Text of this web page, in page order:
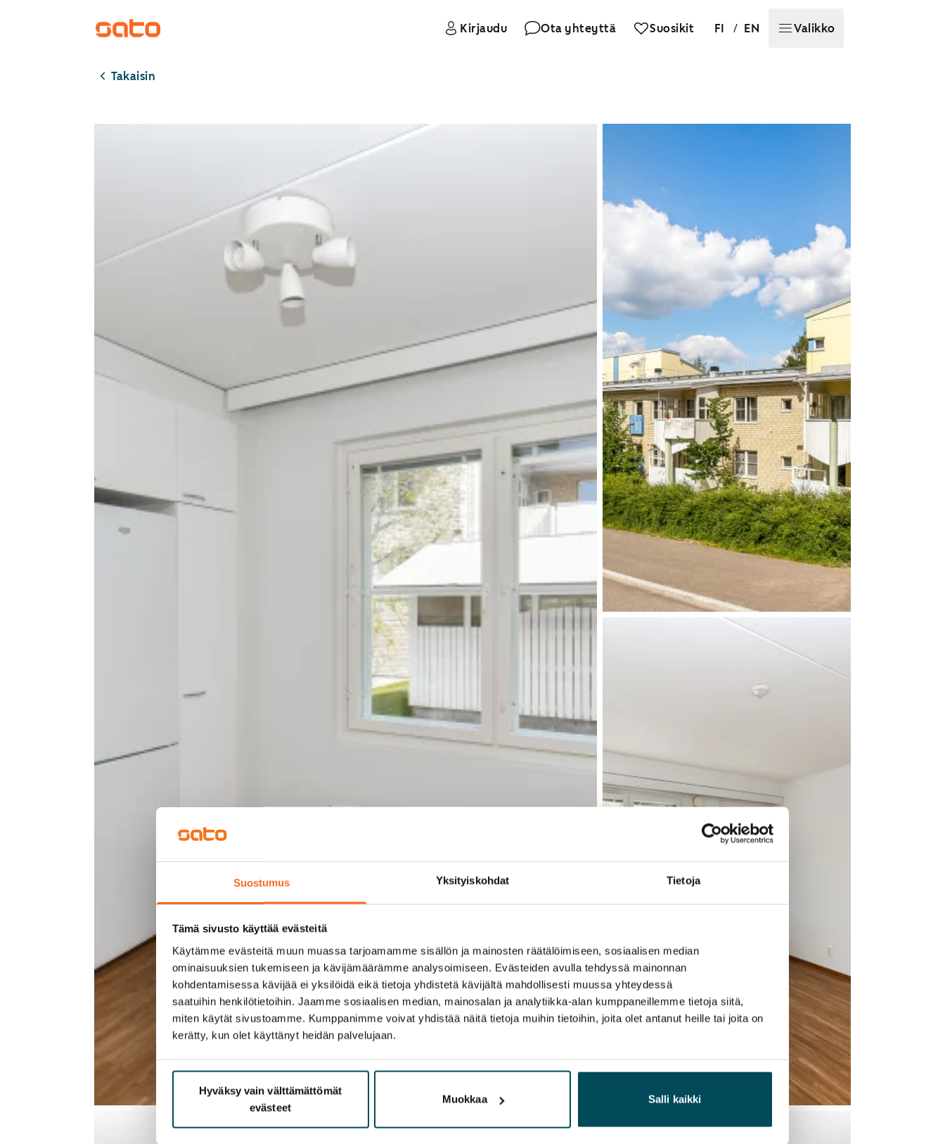
Suostumus Yksityiskohdat Tietoja
Tämä sivusto käyttää evästeitä
Käytämme evästeitä muun muassa tarjoamamme sisällön ja mainosten räätälöimiseen, sosiaalisen median
ominaisuuksien tukemiseen ja kävijämäärämme analysoimiseen. Evästeiden avulla tehdyssä mainonnan
kohdentamisessa kävijää ei yksilöidä eikä tietoja yhdistetä kävijältä mahdollisesti muussa yhteydessä
saatuihin henkilötietoihin. Jaamme sosiaalisen median, mainosalan ja analytiikka-alan kumppaneillemme tietoja siitä,
miten käytät sivustoamme. Kumppanimme voivat yhdistää näitä tietoja muihin tietoihin, joita olet antanut heille tai joita on
kerätty, kun olet käyttänyt heidän palvelujaan.
Hyväksy vain välttämättömät
evästeet
Muokkaa Salli kaikki
Kirjaudu Ota yhteyttä Suosikit FI / EN Valikko
Takaisin